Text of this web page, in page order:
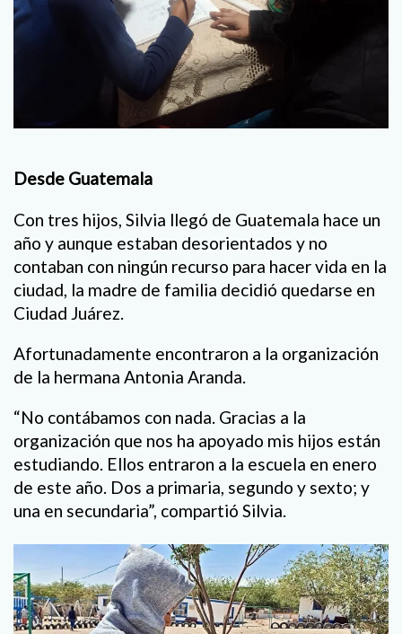
Desde Guatemala
Con tres hijos, Silvia llegó de Guatemala hace un
año y aunque estaban desorientados y no
contaban con ningún recurso para hacer vida en la
ciudad, la madre de familia decidió quedarse en
Ciudad Juárez.
Afortunadamente encontraron a la organización
de la hermana Antonia Aranda.
“No contábamos con nada. Gracias a la
organización que nos ha apoyado mis hijos están
estudiando. Ellos entraron a la escuela en enero
de este año. Dos a primaria, segundo y sexto; y
una en secundaria”, compartió Silvia.